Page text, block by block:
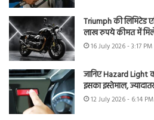
Triumph की लिमिटेड
लाख रुपये कीमत में
16 July 2026 - 3:17 PM
जानिए Hazard
इसका इस्तेमाल,
12 July 2026 - 6:14 PM